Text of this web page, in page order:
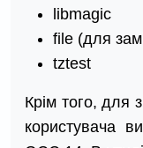
libmagic
file (для
tztest
Крім того, для
користувача